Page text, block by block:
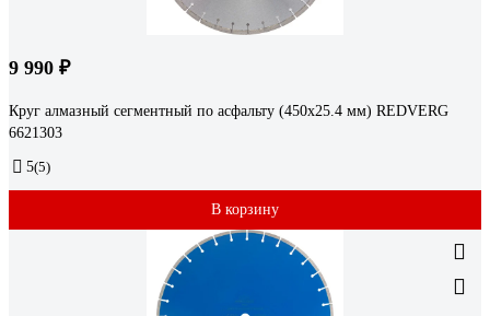
9 990 ₽
Круг алмазный сегментный по асфальту (450х25.4 мм) REDVERG
6621303
5(5)
В корзину